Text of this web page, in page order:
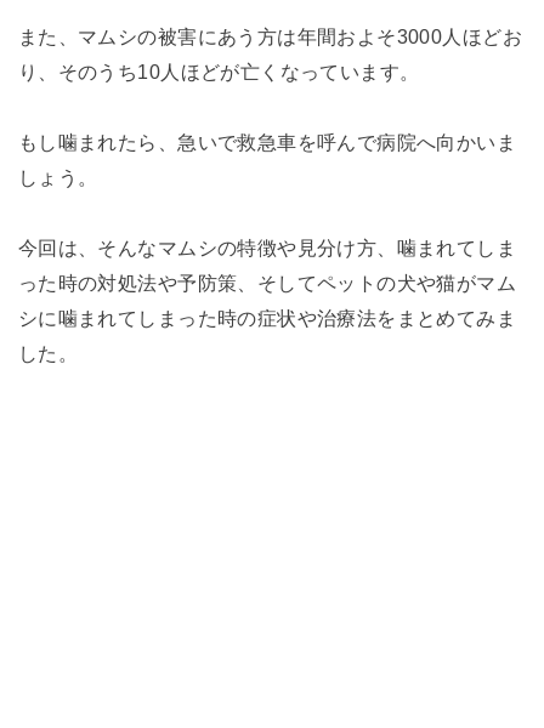
また、マムシの被害にあう方は年間およそ3000人ほどお
り、そのうち10人ほどが亡くなっています。
もし噛まれたら、急いで救急車を呼んで病院へ向かいま
しょう。
今回は、そんなマムシの特徴や見分け方、噛まれてしま
った時の対処法や予防策、そしてペットの犬や猫がマム
シに噛まれてしまった時の症状や治療法をまとめてみま
した。